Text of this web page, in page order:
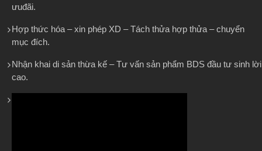
ưuđãi.
Hợp thức hóa – xin phép XD – Tách thửa hợp thửa – chuyển
mục đích.
Nhận khai di sản thừa kế – Tư vấn sản phẩm BDS đầu tư sinh lời
cao.